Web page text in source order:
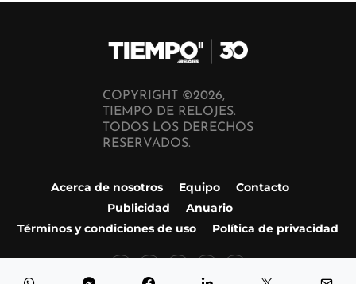
COPYRIGHT ©2026,
TIEMPO DE RELOJES.
TODOS LOS DERECHOS
RESERVADOS.
Acerca de nosotros Equipo
Contacto
Publicidad
Anuario
Términos y condiciones de uso
Política de privacidad